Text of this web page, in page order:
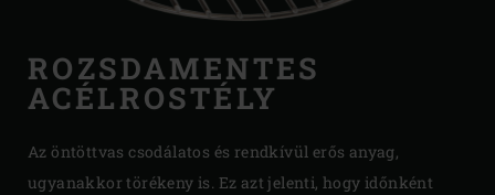
ROZSDAMENTES
ACÉLROSTÉLY
Az öntöttvas csodálatos és rendkívül erős anyag,
ugyanakkor törékeny is. Ez azt jelenti, hogy időnként